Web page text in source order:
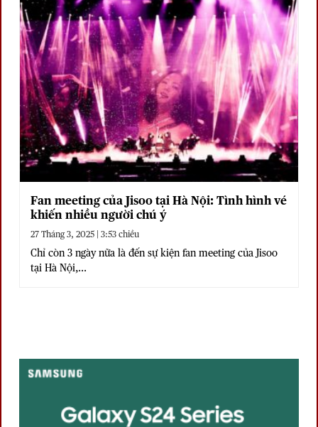
Fan meeting của Jisoo tại Hà Nội: Tình hình vé
khiến nhiều người chú ý
27 Tháng 3, 2025 | 3:53 chiều
Chỉ còn 3 ngày nữa là đến sự kiện fan meeting của Jisoo
tại Hà Nội,...